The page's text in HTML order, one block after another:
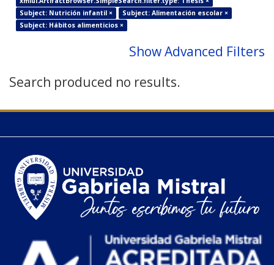
Subject: Nutrición infantil ×
Subject: Alimentación escolar ×
Subject: Hábitos alimenticios ×
Show Advanced Filters
Search produced no results.